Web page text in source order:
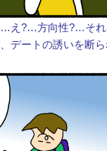
え?…方向性?…それ
デートの誘いを断